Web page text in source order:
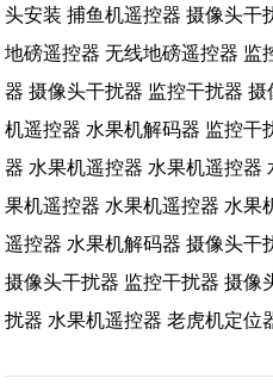
头安装 捕鱼机遥控器 摄像头干
地磅遥控器 无线地磅遥控器 监
器 摄像头干扰器 监控干扰器 摄
机遥控器 水果机解码器 监控干
器 水果机遥控器 水果机遥控器
果机遥控器 水果机遥控器 水果
遥控器 水果机解码器 摄像头干
摄像头干扰器 监控干扰器 摄像
扰器 水果机遥控器 老虎机定位